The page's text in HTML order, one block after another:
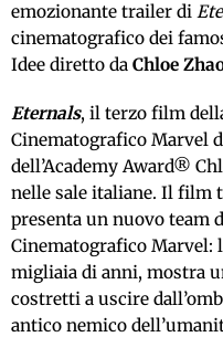
emozionante trailer di
cinematografico dei
Idee diretto da Chloe
Eternals, il terzo film
Cinematografico Marvel
dell’Academy Award®
nelle sale italiane. Il film
presenta un nuovo team
Cinematografico Marvel:
migliaia di anni, mostra
costretti a uscire
antico nemico